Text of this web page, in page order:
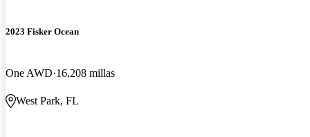
2023 Fisker Ocean
One AWD 16,208 millas
West Park, FL